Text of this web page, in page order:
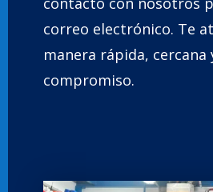
correo electrónico. Te
manera rápida, cercana
compromiso.